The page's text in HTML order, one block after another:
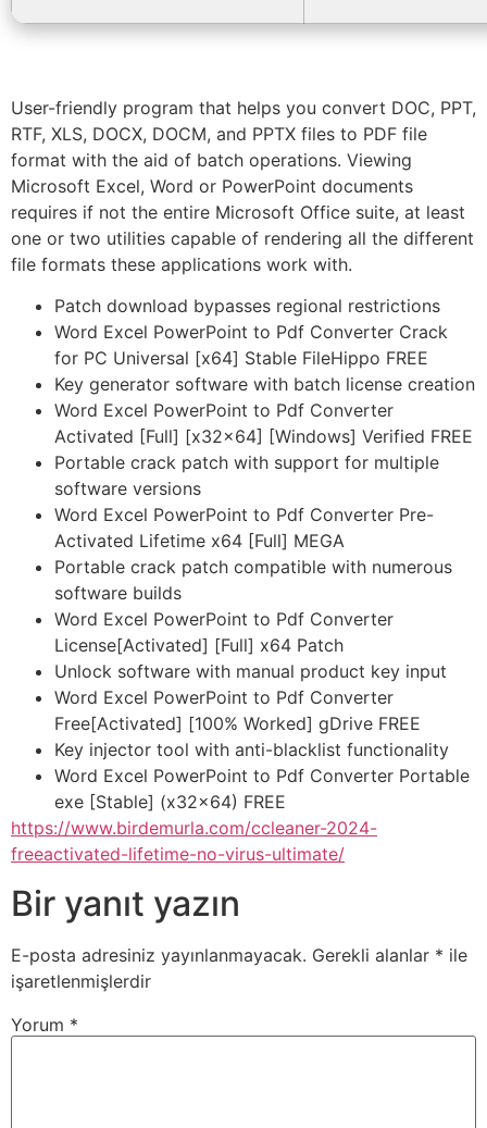
User-friendly program that helps you convert DOC, PPT,
RTF, XLS, DOCX, DOCM, and PPTX files to PDF file
format with the aid of batch operations. Viewing
Microsoft Excel, Word or PowerPoint documents
requires if not the entire Microsoft Office suite, at least
one or two utilities capable of rendering all the different
file formats these applications work with.
Patch download bypasses regional restrictions
Word Excel PowerPoint to Pdf Converter Crack
for PC Universal [x64] Stable FileHippo FREE
Key generator software with batch license creation
Word Excel PowerPoint to Pdf Converter
Activated [Full] [x32x64] [Windows] Verified FREE
Portable crack patch with support for multiple
software versions
Word Excel PowerPoint to Pdf Converter Pre-
Activated Lifetime x64 [Full] MEGA
Portable crack patch compatible with numerous
software builds
Word Excel PowerPoint to Pdf Converter
License[Activated] [Full] x64 Patch
Unlock software with manual product key input
Word Excel PowerPoint to Pdf Converter
Free[Activated] [100% Worked] gDrive FREE
Key injector tool with anti-blacklist functionality
Word Excel PowerPoint to Pdf Converter Portable
exe [Stable] (x32x64) FREE
https://www.birdemurla.com/ccleaner-2024-
freeactivated-lifetime-no-virus-ultimate/
Bir yanıt yazın
E-posta adresiniz yayınlanmayacak. Gerekli alanlar * ile
işaretlenmişlerdir
Yorum *